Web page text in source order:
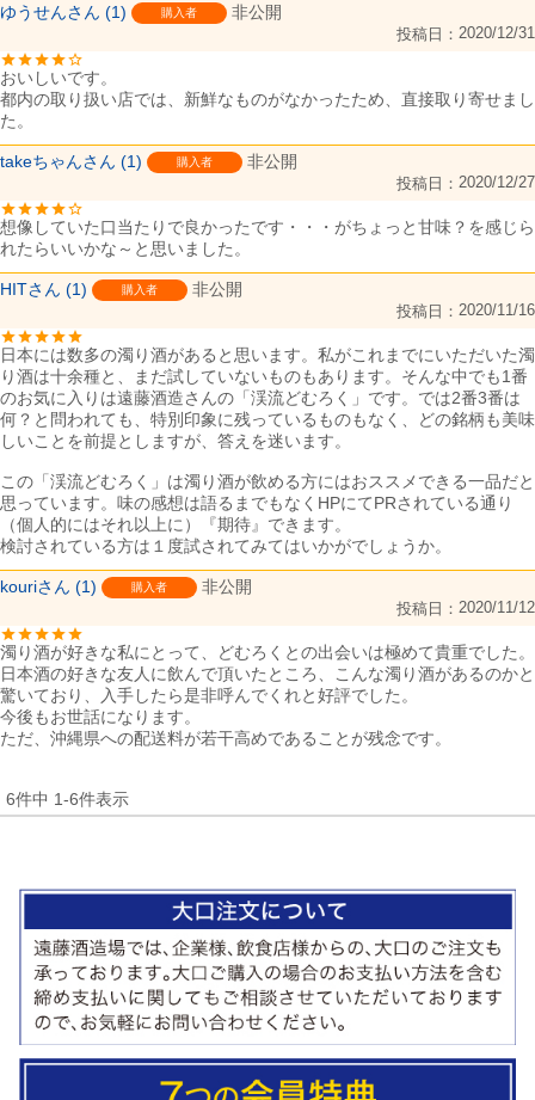
ゆうせん 1 購入者 非公開
投稿日 2020/12/31
おいしいです。
都内の取り扱い店では、新鮮なものがなかったため、直接取り寄せまし
た。
takeちゃん 1 購入者 非公開
投稿日 2020/12/27
想像していた口当たりで良かったです・・・がちょっと甘味？を感じら
れたらいいかな～と思いました。
HIT 1 購入者 非公開
投稿日 2020/11/16
日本には数多の濁り酒があると思います。私がこれまでにいただいた濁
り酒は十余種と、まだ試していないものもあります。そんな中でも1番
のお気に入りは遠藤酒造さんの「渓流どむろく」です。では2番3番は
何？と問われても、特別印象に残っているものもなく、どの銘柄も美味
しいことを前提としますが、答えを迷います。
この「渓流どむろく」は濁り酒が飲める方にはおススメできる一品だと
思っています。味の感想は語るまでもなくHPにてPRされている通り
（個人的にはそれ以上に）『期待』できます。
検討されている方は１度試されてみてはいかがでしょうか。
kouri 1 購入者 非公開
投稿日 2020/11/12
濁り酒が好きな私にとって、どむろくとの出会いは極めて貴重でした。
日本酒の好きな友人に飲んで頂いたところ、こんな濁り酒があるのかと
驚いており、入手したら是非呼んでくれと好評でした。
今後もお世話になります。
ただ、沖縄県への配送料が若干高めであることが残念です。
6件中 1-6件表示